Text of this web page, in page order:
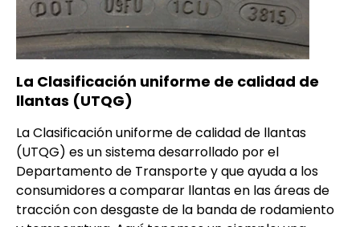
La Clasificación uniforme de calidad de
llantas (UTQG)
La Clasificación uniforme de calidad de llantas
(UTQG) es un sistema desarrollado por el
Departamento de Transporte y que ayuda a los
consumidores a comparar llantas en las áreas de
tracción con desgaste de la banda de rodamiento